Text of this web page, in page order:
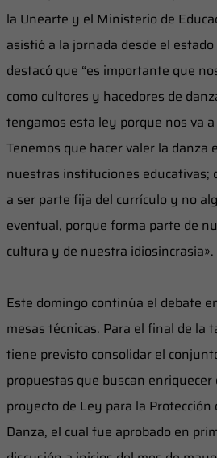
la Unearte y el Ministerio de
asistió a la jornada desde el estado
destacó que “es importante que
como cultores y hacedores de
tengamos esta ley porque nos va
Tenemos que hacer valer la danza
nuestras instituciones educativas;
a ser parte fija del currículo y no
eventual, porque forma parte de
cultura y de nuestra idiosincrasia».
Este domingo continúa el debate
mesas técnicas. Para el final de la
tiene previsto consolidar el
propuestas que buscan enriquecer
proyecto de Ley para la Protección
Danza, el cual fue aprobado en